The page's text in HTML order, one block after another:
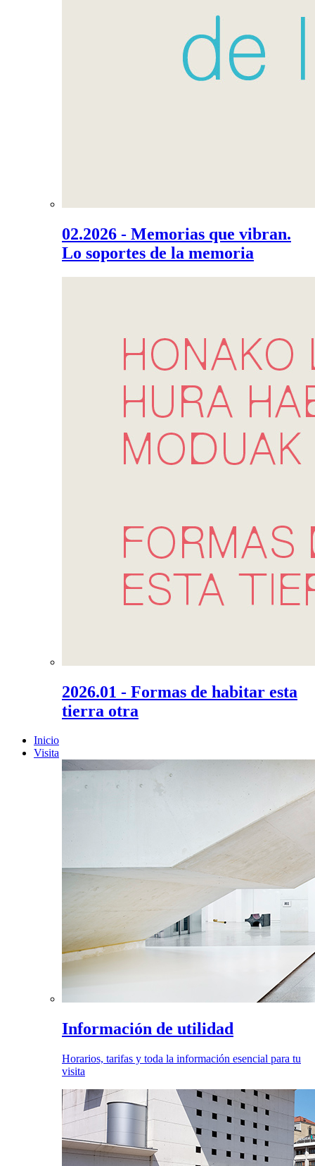
02.2026 - Memorias que vibran.
Lo soportes de la memoria
2026.01 - Formas de habitar esta
tierra otra
Inicio
Visita
Información de utilidad
Horarios, tarifas y toda la información esencial para tu
visita